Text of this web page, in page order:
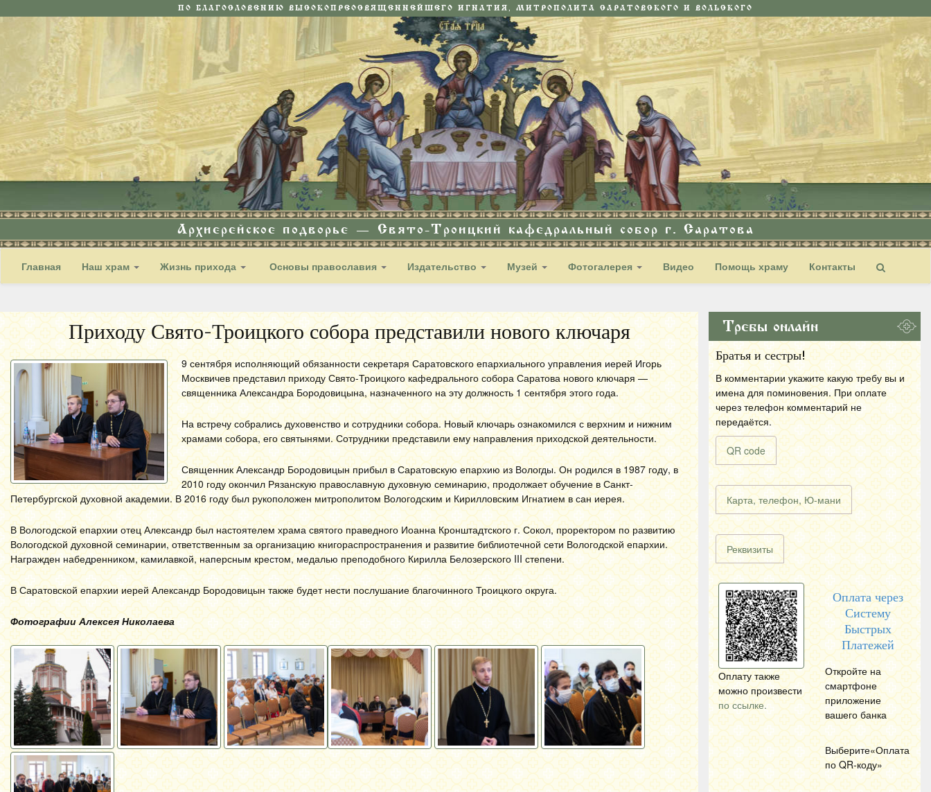
ПО БЛАГОСЛОВЕНИЮ ВЫСОКОПРЕОСВЯЩЕННЕЙШЕГО ИГНАТИЯ, МИТРОПОЛИТА САРАТОВСКОГО И ВОЛЬСКОГО
Архиерейское подворье — Свято-Троицкий кафедральный собор г. Саратова
Главная Наш храм Жизнь прихода Основы православия Издательство Музей Фотогалерея Видео Помощь храму Контакты
Приходу Свято-Троицкого собора представили нового ключаря
9 сентября исполняющий обязанности секретаря Саратовского епархиального управления иерей Игорь
Москвичев представил приходу Свято-Троицкого кафедрального собора Саратова нового ключаря —
священника Александра Бородовицына, назначенного на эту должность 1 сентября этого года.
На встречу собрались духовенство и сотрудники собора. Новый ключарь ознакомился с верхним и нижним
храмами собора, его святынями. Сотрудники представили ему направления приходской деятельности.
Священник Александр Бородовицын прибыл в Саратовскую епархию из Вологды. Он родился в 1987 году, в
2010 году окончил Рязанскую православную духовную семинарию, продолжает обучение в Санкт-
Петербургской духовной академии. В 2016 году был рукоположен митрополитом Вологодским и Кирилловским Игнатием в сан иерея.
В Вологодской епархии отец Александр был настоятелем храма святого праведного Иоанна Кронштадтского г. Сокол, проректором по развитию
Вологодской духовной семинарии, ответственным за организацию книгораспространения и развитие библиотечной сети Вологодской епархии.
Награжден набедренником, камилавкой, наперсным крестом, медалью преподобного Кирилла Белозерского III степени.
В Саратовской епархии иерей Александр Бородовицын также будет нести послушание благочинного Троицкого округа.
Фотографии Алексея Николаева
Требы онлайн
Братья и сестры!
В комментарии укажите какую требу вы и
имена для поминовения. При оплате
через телефон комментарий не
передаётся.
QR code
Карта, телефон, Ю-мани
Реквизиты
Оплату также
можно произвести
по ссылке.
Оплата через
Систему
Быстрых
Платежей
Откройте на
смартфоне
приложение
вашего банка
Выберите«Оплата
по QR-коду»